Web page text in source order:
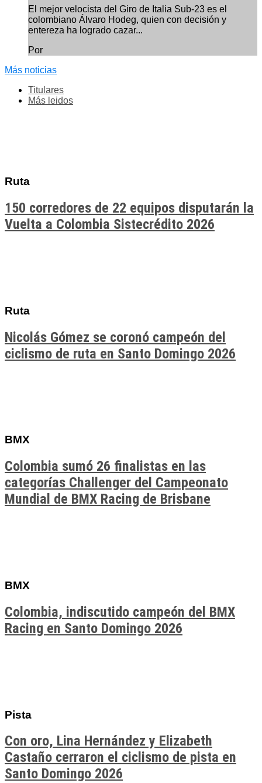
El mejor velocista del Giro de Italia Sub-23 es el
colombiano Álvaro Hodeg, quien con decisión y
entereza ha logrado cazar...
Por
Más noticias
Titulares
Más leidos
Ruta
150 corredores de 22 equipos disputarán la
Vuelta a Colombia Sistecrédito 2026
Ruta
Nicolás Gómez se coronó campeón del
ciclismo de ruta en Santo Domingo 2026
BMX
Colombia sumó 26 finalistas en las
categorías Challenger del Campeonato
Mundial de BMX Racing de Brisbane
BMX
Colombia, indiscutido campeón del BMX
Racing en Santo Domingo 2026
Pista
Con oro, Lina Hernández y Elizabeth
Castaño cerraron el ciclismo de pista en
Santo Domingo 2026